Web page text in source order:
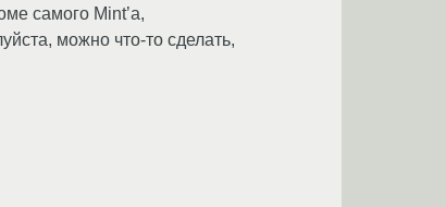
самого Mint’a,
можно что-то сделать,